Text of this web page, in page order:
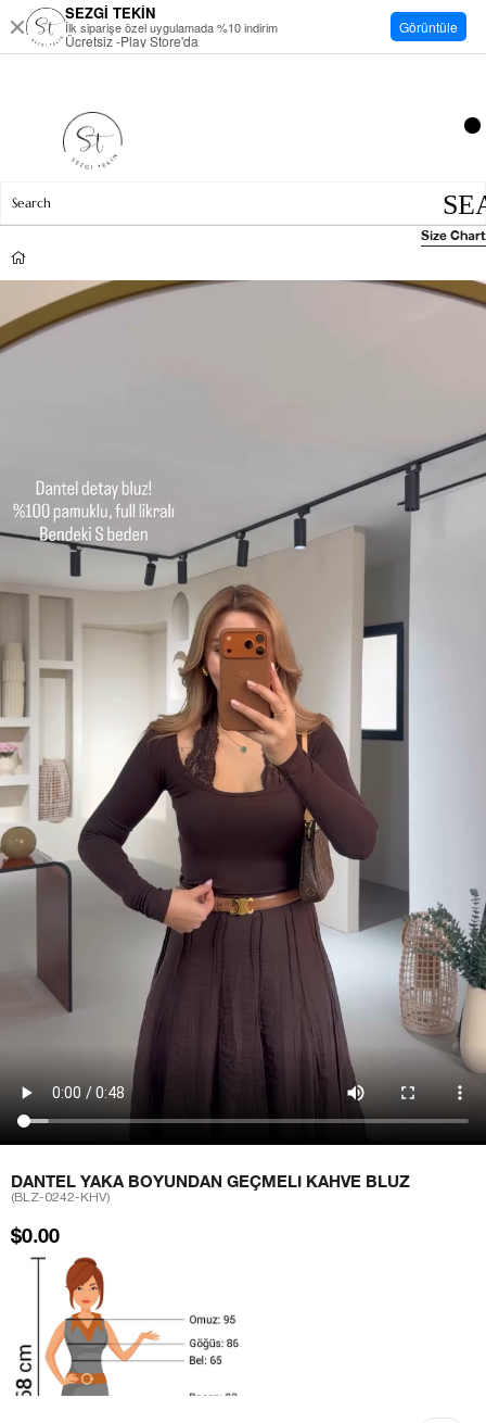
DANTEL YAKA BOYUNDAN GEÇMELI KAHVE BLUZ
(BLZ-0242-KHV)
$0.00
Size Chart
SEZGİ TEKİN
İlk siparişe özel uygulamada %10 indirim
Ücretsiz -Play Store'da
Görüntüle